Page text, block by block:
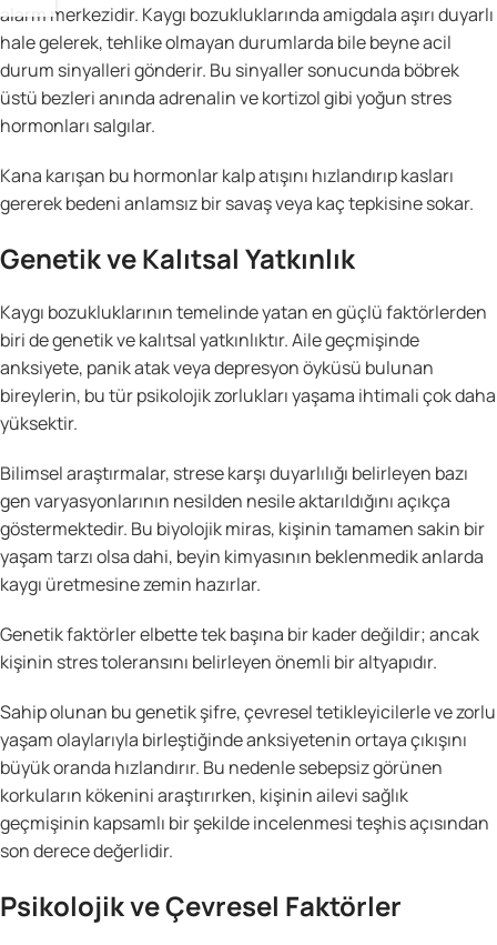
alarm merkezidir. Kaygı bozukluklarında amigdala aşırı duyarlı
hale gelerek, tehlike olmayan durumlarda bile beyne acil
durum sinyalleri gönderir. Bu sinyaller sonucunda böbrek
üstü bezleri anında adrenalin ve kortizol gibi yoğun stres
hormonları salgılar.
Kana karışan bu hormonlar kalp atışını hızlandırıp kasları
gererek bedeni anlamsız bir savaş veya kaç tepkisine sokar.
Genetik ve Kalıtsal Yatkınlık
Kaygı bozukluklarının temelinde yatan en güçlü faktörlerden
biri de genetik ve kalıtsal yatkınlıktır. Aile geçmişinde
anksiyete, panik atak veya depresyon öyküsü bulunan
bireylerin, bu tür psikolojik zorlukları yaşama ihtimali çok daha
yüksektir.
Bilimsel araştırmalar, strese karşı duyarlılığı belirleyen bazı
gen varyasyonlarının nesilden nesile aktarıldığını açıkça
göstermektedir. Bu biyolojik miras, kişinin tamamen sakin bir
yaşam tarzı olsa dahi, beyin kimyasının beklenmedik anlarda
kaygı üretmesine zemin hazırlar.
Genetik faktörler elbette tek başına bir kader değildir; ancak
kişinin stres toleransını belirleyen önemli bir altyapıdır.
Sahip olunan bu genetik şifre, çevresel tetikleyicilerle ve zorlu
yaşam olaylarıyla birleştiğinde anksiyetenin ortaya çıkışını
büyük oranda hızlandırır. Bu nedenle sebepsiz görünen
korkuların kökenini araştırırken, kişinin ailevi sağlık
geçmişinin kapsamlı bir şekilde incelenmesi teşhis açısından
son derece değerlidir.
Psikolojik ve Çevresel Faktörler